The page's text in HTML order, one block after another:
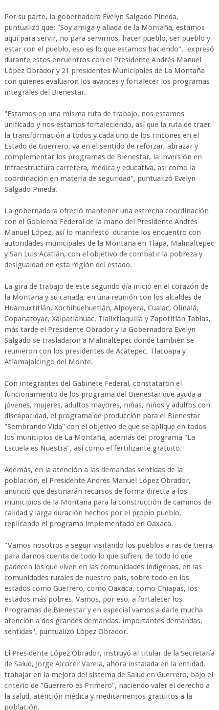
Por su parte, la gobernadora Evelyn Salgado Pineda,
puntualizó que: "Soy amiga y aliada de la Montaña, estamos
aquí para servir, no para servirnos, hacer pueblo, ser pueblo y
estar con el pueblo, eso es lo que estamos haciendo", expresó
durante estos encuentros con el Presidente Andrés Manuel
López Obrador y 21 presidentes Municipales de La Montaña
con quienes evaluaron los avances y fortalecer los programas
integrales del Bienestar.
"Estamos en una misma ruta de trabajo, nos estamos
unificado y nos estamos fortaleciendo, así que la ruta de traer
la transformación a todos y cada uno de los rincones en el
Estado de Guerrero, va en el sentido de reforzar, abrazar y
complementar los programas de Bienestar, la inversión en
infraestructura carretera, médica y educativa, así como la
coordinación en materia de seguridad", puntualizó Evelyn
Salgado Pineda.
La gobernadora ofreció mantener una estrecha coordinación
con el Gobierno Federal de la mano del Presidente Andrés
Manuel López, así lo manifestó durante los encuentro con
autoridades municipales de la Montaña en Tlapa, Malinaltepec
y San Luis Acatlán, con el objetivo de combatir la pobreza y
desigualdad en esta región del estado.
La gira de trabajo de este segundo día inició en el corazón de
la Montaña y su cañada, en una reunión con los alcaldes de
Huamuxtitlán, Xochihuehuetlán, Alpoyeca, Cualac, Olinalá,
Copanatoyac, Xalpatlahuac, Tlalixtlaquilla y Zapotitlán Tablas,
más tarde el Presidente Obrador y la Gobernadora Evelyn
Salgado se trasladaron a Malinaltepec donde también se
reunieron con los presidentes de Acatepec, Tlacoapa y
Atlamajalcingo del Monte.
Con integrantes del Gabinete Federal, constataron el
funcionamiento de los programa del Bienestar que ayuda a
jóvenes, mujeres, adultos mayores, niñas, niños y adultos con
discapacidad, el programa de producción para el Bienestar
"Sembrando Vida" con el objetivo de que se aplique en todos
los municipios de La Montaña, además del programa "La
Escuela es Nuestra", así como el fertilizante gratuito.
Además, en la atención a las demandas sentidas de la
población, el Presidente Andrés Manuel López Obrador,
anunció que destinarán recursos de forma directa a los
municipios de la Montaña para la construcción de caminos de
calidad y larga duración hechos por el propio pueblo,
replicando el programa implementado en Oaxaca.
"Vamos nosotros a seguir visitando los pueblos a ras de tierra,
para darnos cuenta de todo lo que sufren, de todo lo que
padecen los que viven en las comunidades indígenas, en las
comunidades rurales de nuestro país, sobre todo en los
estados como Guerrero, como Oaxaca, como Chiapas, los
estados más pobres. Vamos, por eso, a fortalecer los
Programas de Bienestar y en especial vamos a darle mucha
atención a dos grandes demandas, importantes demandas,
sentidas", puntualizó López Obrador.
El Presidente López Obrador, instruyó al titular de la Secretaría
de Salud, Jorge Alcocer Varela, ahora instalada en la entidad,
trabajar en la mejora del sistema de Salud en Guerrero, bajo el
criterio de "Guerrero es Primero", haciendo valer el derecho a
la salud, atención médica y medicamentos gratuitos a la
población.